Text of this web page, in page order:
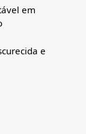
em
e